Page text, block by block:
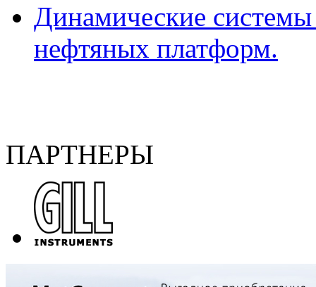
Динамические
нефтяных платформ.
ПАРТНЕРЫ